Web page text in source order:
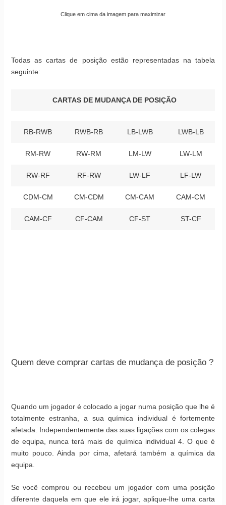
Clique em cima da imagem para maximizar
Todas as cartas de posição estão representadas na tabela
seguinte:
CARTAS DE MUDANÇA DE POSIÇÃO
RB-RWB RWB-RB LB-LWB LWB-LB
RM-RW RW-RM LM-LW LW-LM
RW-RF RF-RW LW-LF LF-LW
CDM-CM CM-CDM CM-CAM CAM-CM
CAM-CF CF-CAM CF-ST ST-CF
Quem deve comprar cartas de mudança de posição ?
Quando um jogador é colocado a jogar numa posição que lhe é
totalmente estranha, a sua química individual é fortemente
afetada. Independentemente das suas ligações com os colegas
de equipa, nunca terá mais de química individual 4. O que é
muito pouco. Ainda por cima, afetará também a química da
equipa.
Se você comprou ou recebeu um jogador com uma posição
diferente daquela em que ele irá jogar, aplique-lhe uma carta